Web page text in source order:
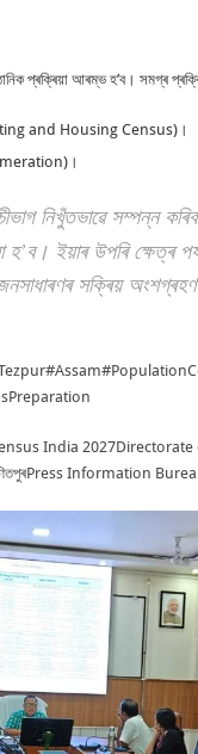
প্ৰক্ৰিয়া আৰম্ভ হ’ব। সমগ্ৰ
and Housing Census)।
নিখুঁতভাৱে সম্পন্ন
হ’ব। ইয়াৰ উপৰি ক্ষেত্ৰ
সক্ৰিয় অংশগ্ৰহণ
#Assam
India 2027Directorate
Press Information